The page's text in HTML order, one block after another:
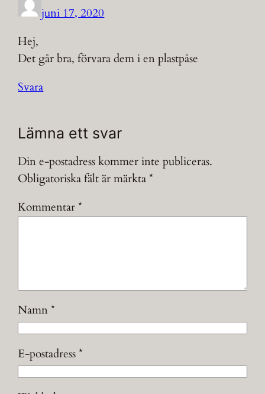
juni 17, 2020
Hej,
Det går bra, förvara dem i en plastpåse
Svara
Lämna ett svar
Din e-postadress kommer inte publiceras.
Obligatoriska fält är märkta*
Kommentar*
Namn*
E-postadress*